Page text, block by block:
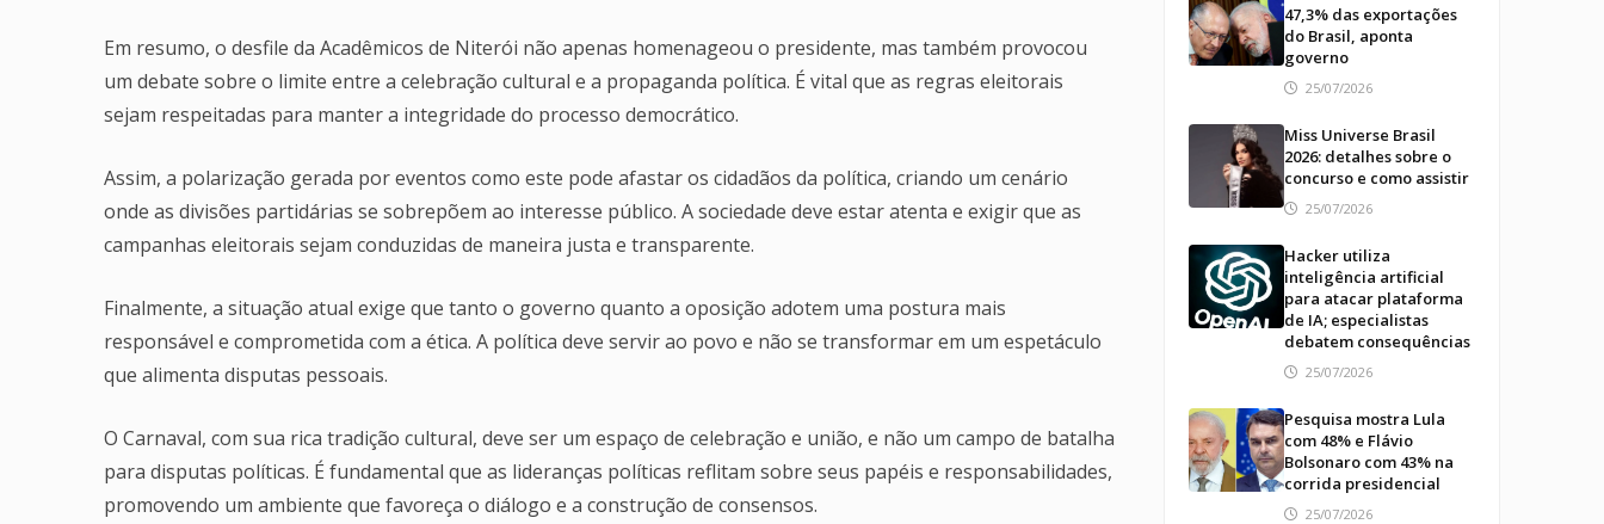
Em resumo, o desfile da Acadêmicos de Niterói não apenas homenageou o presidente, mas também provocou
um debate sobre o limite entre a celebração cultural e a propaganda política. É vital que as regras eleitorais
sejam respeitadas para manter a integridade do processo democrático.
Assim, a polarização gerada por eventos como este pode afastar os cidadãos da política, criando um cenário
onde as divisões partidárias se sobrepõem ao interesse público. A sociedade deve estar atenta e exigir que as
campanhas eleitorais sejam conduzidas de maneira justa e transparente.
Finalmente, a situação atual exige que tanto o governo quanto a oposição adotem uma postura mais
responsável e comprometida com a ética. A política deve servir ao povo e não se transformar em um espetáculo
que alimenta disputas pessoais.
O Carnaval, com sua rica tradição cultural, deve ser um espaço de celebração e união, e não um campo de batalha
para disputas políticas. É fundamental que as lideranças políticas reflitam sobre seus papéis e responsabilidades,
promovendo um ambiente que favoreça o diálogo e a construção de consensos.
47,3% das exportações
do Brasil, aponta
governo
25/07/2026
Miss Universe Brasil
2026: detalhes sobre o
concurso e como assistir
25/07/2026
Hacker utiliza
inteligência artificial
para atacar plataforma
de IA; especialistas
debatem consequências
25/07/2026
Pesquisa mostra Lula
com 48% e Flávio
Bolsonaro com 43% na
corrida presidencial
25/07/2026